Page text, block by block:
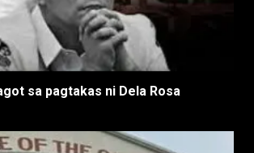
sa pagtakas ni Dela Rosa